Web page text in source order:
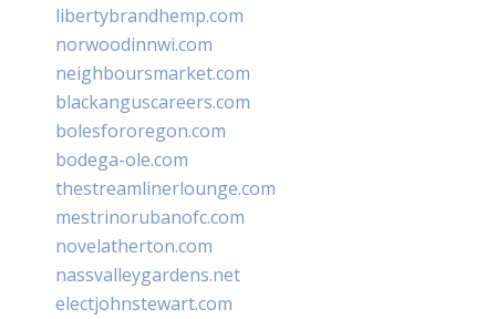
libertybrandhemp.com
norwoodinnwi.com
neighboursmarket.com
blackanguscareers.com
bolesfororegon.com
bodega-ole.com
thestreamlinerlounge.com
mestrinorubanofc.com
novelatherton.com
nassvalleygardens.net
electjohnstewart.com